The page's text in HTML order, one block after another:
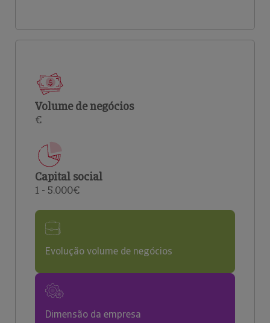
Volume de negócios
€
Capital social
1 - 5.000€
Evolução volume de negócios
Dimensão da empresa